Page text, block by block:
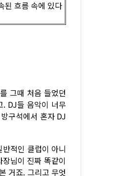
된 흐름 속에 있다
그때 처음 들었던
. DJ들 음악이 너무
구석에서 혼자 DJ
적인 클럽이 아니
님이 진짜 똑같이
거죠. 그리고 무엇